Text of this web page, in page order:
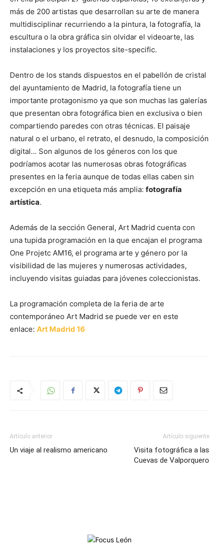
más de 200 artistas que desarrollan su arte de manera
multidisciplinar recurriendo a la pintura, la fotografía, la
escultura o la obra gráfica sin olvidar el videoarte, las
instalaciones y los proyectos site-specific.
Dentro de los stands dispuestos en el pabellón de cristal
del ayuntamiento de Madrid, la fotografía tiene un
importante protagonismo ya que son muchas las galerías
que presentan obra fotográfica bien en exclusiva o bien
compartiendo paredes con otras técnicas. El paisaje
natural o el urbano, el retrato, el desnudo, la composición
digital… Son algunos de los géneros con los que
podríamos acotar las numerosas obras fotográficas
presentes en la feria aunque de todas ellas caben sin
excepción en una etiqueta más amplia: fotografía
artística.
Además de la sección General, Art Madrid cuenta con
una tupida programación en la que encajan el programa
One Projetc AM16, el programa arte y género por la
visibilidad de las mujeres y numerosas actividades,
incluyendo visitas guiadas para jóvenes coleccionistas.
La programación completa de la feria de arte
contemporáneo Art Madrid se puede ver en este
enlace: Art Madrid 16
Artículo anterior
Un viaje al realismo americano
Artículo siguiente
Visita fotográfica a las
Cuevas de Valporquero